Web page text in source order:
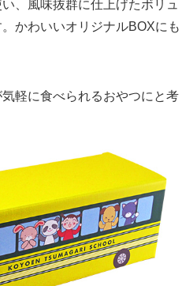
、風味抜群に仕上げたボリュ
かわいいオリジナルBOXにも
軽に食べられるおやつにと考